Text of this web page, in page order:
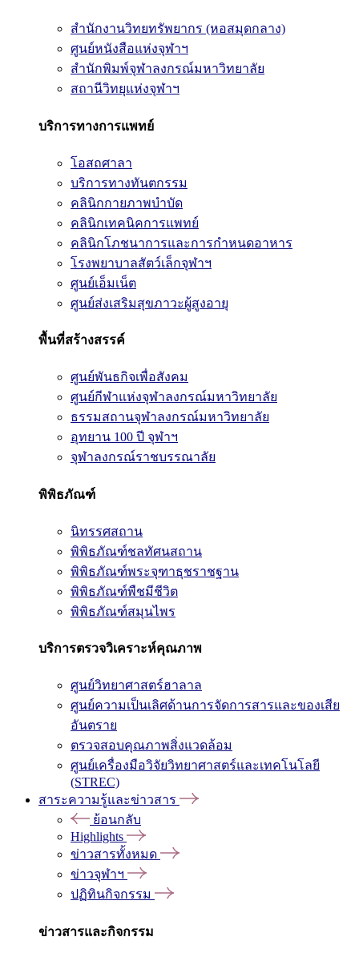
สำนักงานวิทยทรัพยากร (หอสมุดกลาง)
ศูนย์หนังสือแห่งจุฬาฯ
สำนักพิมพ์จุฬาลงกรณ์มหาวิทยาลัย
สถานีวิทยุแห่งจุฬาฯ
บริการทางการแพทย์
โอสถศาลา
บริการทางทันตกรรม
คลินิกกายภาพบำบัด
คลินิกเทคนิคการแพทย์
คลินิกโภชนาการและการกำหนดอาหาร
โรงพยาบาลสัตว์เล็กจุฬาฯ
ศูนย์เอ็มเน็ต
ศูนย์ส่งเสริมสุขภาวะผู้สูงอายุ
พื้นที่สร้างสรรค์
ศูนย์พันธกิจเพื่อสังคม
ศูนย์กีฬาแห่งจุฬาลงกรณ์มหาวิทยาลัย
ธรรมสถานจุฬาลงกรณ์มหาวิทยาลัย
อุทยาน 100 ปี จุฬาฯ
จุฬาลงกรณ์ราชบรรณาลัย
พิพิธภัณฑ์
นิทรรศสถาน
พิพิธภัณฑ์ชลทัศนสถาน
พิพิธภัณฑ์พระจุฑาธุชราชฐาน
พิพิธภัณฑ์พืชมีชีวิต
พิพิธภัณฑ์สมุนไพร
บริการตรวจวิเคราะห์คุณภาพ
ศูนย์วิทยาศาสตร์ฮาลาล
ศูนย์ความเป็นเลิศด้านการจัดการสารและของเสีย
อันตราย
ตรวจสอบคุณภาพสิ่งแวดล้อม
ศูนย์เครื่องมือวิจัยวิทยาศาสตร์และเทคโนโลยี
(STREC)
สาระความรู้และข่าวสาร
ย้อนกลับ
Highlights
ข่าวสารทั้งหมด
ข่าวจุฬาฯ
ปฏิทินกิจกรรม
ข่าวสารและกิจกรรม